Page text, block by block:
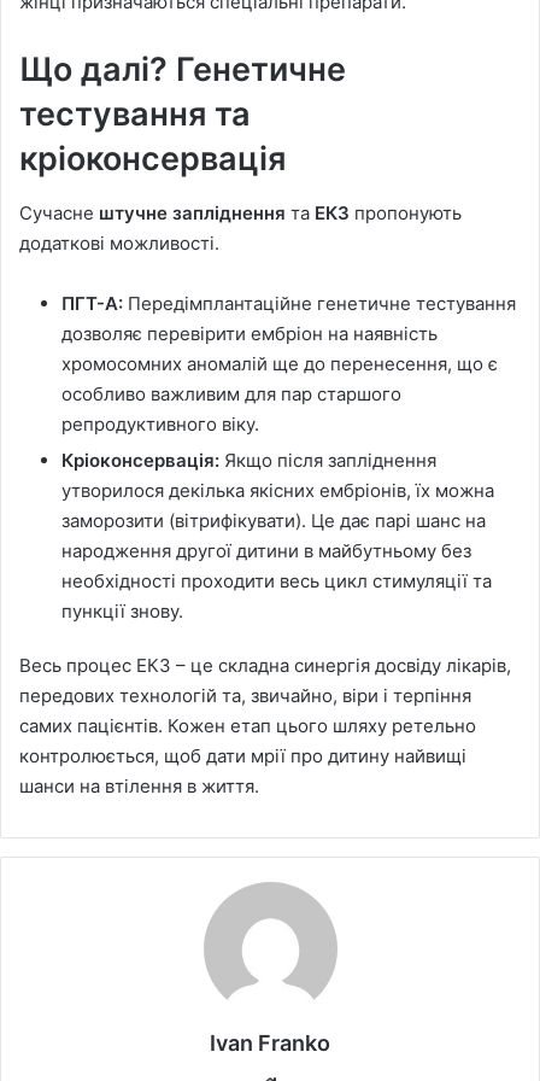
Що далі? Генетичне
тестування та
кріоконсервація
Сучасне штучне запліднення та ЕКЗ пропонують
додаткові можливості.
ПГТ-А: Передімплантаційне генетичне тестування
дозволяє перевірити ембріон на наявність
хромосомних аномалій ще до перенесення, що є
особливо важливим для пар старшого
репродуктивного віку.
Кріоконсервація: Якщо після запліднення
утворилося декілька якісних ембріонів, їх можна
заморозити (вітрифікувати). Це дає парі шанс на
народження другої дитини в майбутньому без
необхідності проходити весь цикл стимуляції та
пункції знову.
Весь процес ЕКЗ – це складна синергія досвіду лікарів,
передових технологій та, звичайно, віри і терпіння
самих пацієнтів. Кожен етап цього шляху ретельно
контролюється, щоб дати мрії про дитину найвищі
шанси на втілення в життя.
Ivan Franko